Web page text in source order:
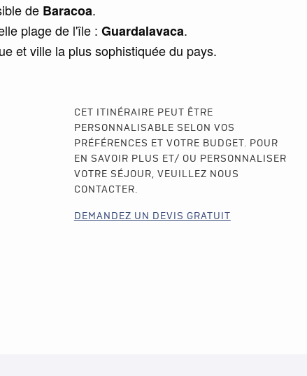
de Baracoa.
plage de l'île : Guardalavaca.
et ville la plus sophistiquée du pays.
CET ITINÉRAIRE PEUT ÊTRE
PERSONNALISABLE SELON VOS
PRÉFÉRENCES ET VOTRE BUDGET. POUR
EN SAVOIR PLUS ET/ OU PERSONNALISER
VOTRE SÉJOUR, VEUILLEZ NOUS
CONTACTER.
DEMANDEZ UN DEVIS GRATUIT